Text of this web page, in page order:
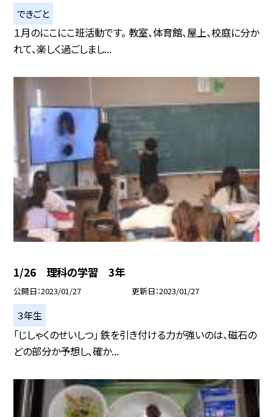
できごと
１月のにこにこ班活動です。 教室、体育館、屋上、校庭に分か
れて、楽しく過ごしまし...
1/26 理科の学習 3年
公開日 2023/01/27 更新日 2023/01/27
３年生
「じしゃくのせいしつ」 鉄を引き付ける力が強いのは、磁石の
どの部分か予想し、確か...